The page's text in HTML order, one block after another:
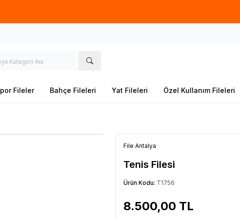
Fileler Bahçe Fileleri Yat Fileleri Özel Kullanım Fileleri
File Antalya
Tenis Filesi
Ürün Kodu: T1756
8.500,00 TL